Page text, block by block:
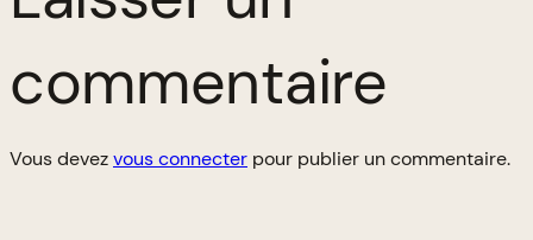
commentaire
Vous devezvous connecter pour publier un commentaire.